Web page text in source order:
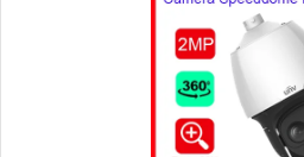
nhập thông minh,
khuôn mặt, tính